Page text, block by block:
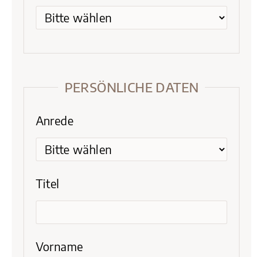
PERSÖNLICHE DATEN
Anrede
Titel
Vorname